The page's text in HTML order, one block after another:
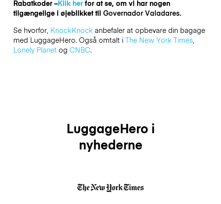
Rabatkoder –Klik herfor at se, om vi har nogen
tilgængelige i øjeblikket til Governador Valadares.
Se hvorfor, KnockKnockanbefaler at opbevare din bagage
med LuggageHero. Også omtalt i The New York Times,
Lonely Planetog CNBC.
LuggageHero i
nyhederne